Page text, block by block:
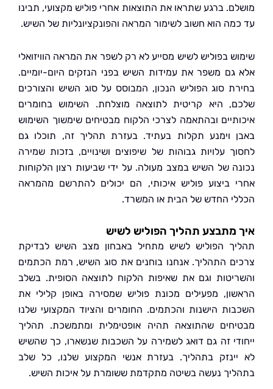
ברגע שתראו את התוצאות אחרי פוליש מקצועי, תבינו
הוא חשוב לשימור המראה והפונקציונליות של השיש.
בפוליש לשיש מסייע לא רק לשפר את המראה הוויזואלי
משפר את עמידות השיש בפני הנזקים היום-יומיים.
סוג הפוליש הנכון, המבוסס על סוג השיש והצורכים
היא קריטית לתוצאה מוצלחת. השימוש בחומרים
ובהתאמה לצרכי הלקוח מבטיחים שימשוך השימוש
וימנע תקלות בעתיד. בעזרת תהליך זה, תוכלו גם
עלויות גבוהות של שיפוצים ושינויים, בזכות שמירה
של השיש במצב מעולה. על ידי שביעות רצון הלקוחות
ביצוע פוליש איכותי, הם יכולים להתרשם מהמראה
החדש של הבית או המשרד.
מתבצע תהליך הפוליש לשיש
הפוליש לשיש מתחיל באבחון מצב השיש לבדיקת
התהליך. אנחנו בוחנים את סוג השיש, רמת הכתמים
וגם את שאיפות הלקוח לתוצאה הסופית. בשלב
מפעילים מכונת פוליש שמסירה באופן קלילי את
הישנות והכתמים. החומרים והציוד המקצועי שלנו
שהתוצאה תהיה אופטימלית ומתמשכת. תהליך
זה גם דואג לשמירה על השכבות שנשארו, כך שהשיש
בתהליך. בעזרת אנשי המקצוע שלנו, כל שלב
נעשה בשיטה מתקדמת ששומרת על איכות השיש.